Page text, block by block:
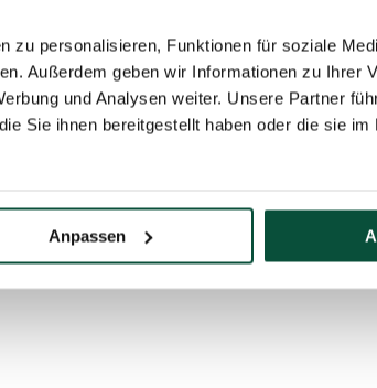
zu personalisieren, Funktionen für soziale
Außerdem geben wir Informationen zu Ihrer
und Analysen weiter. Unsere Partner
Sie ihnen bereitgestellt haben oder die sie
Anpassen
so dass die gigantische 3D Fichte Exclusive
oder mehreren Paletten transportiert werden.
AN DIESEM PRODUKT